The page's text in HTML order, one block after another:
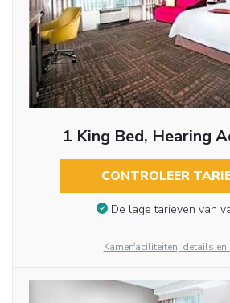
1 King Bed, Hearing
CONTROLEER
De lage tarieven van
Kamerfaciliteiten, details en